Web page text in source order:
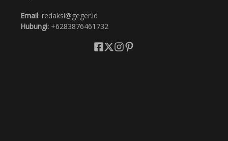
Email: redaksi@geger.id
Hubungi: +6283876461732